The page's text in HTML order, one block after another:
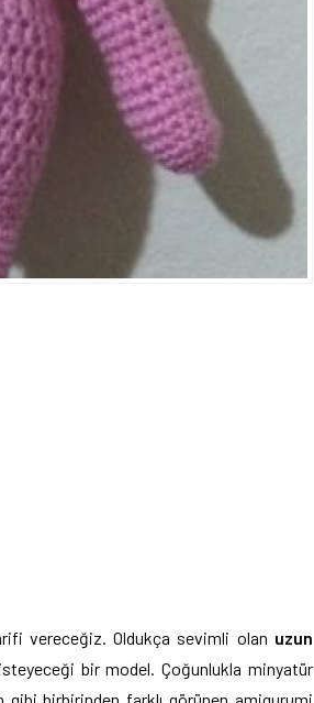
vereceğiz. Oldukça sevimli olan uzun
bir model. Çoğunlukla minyatür